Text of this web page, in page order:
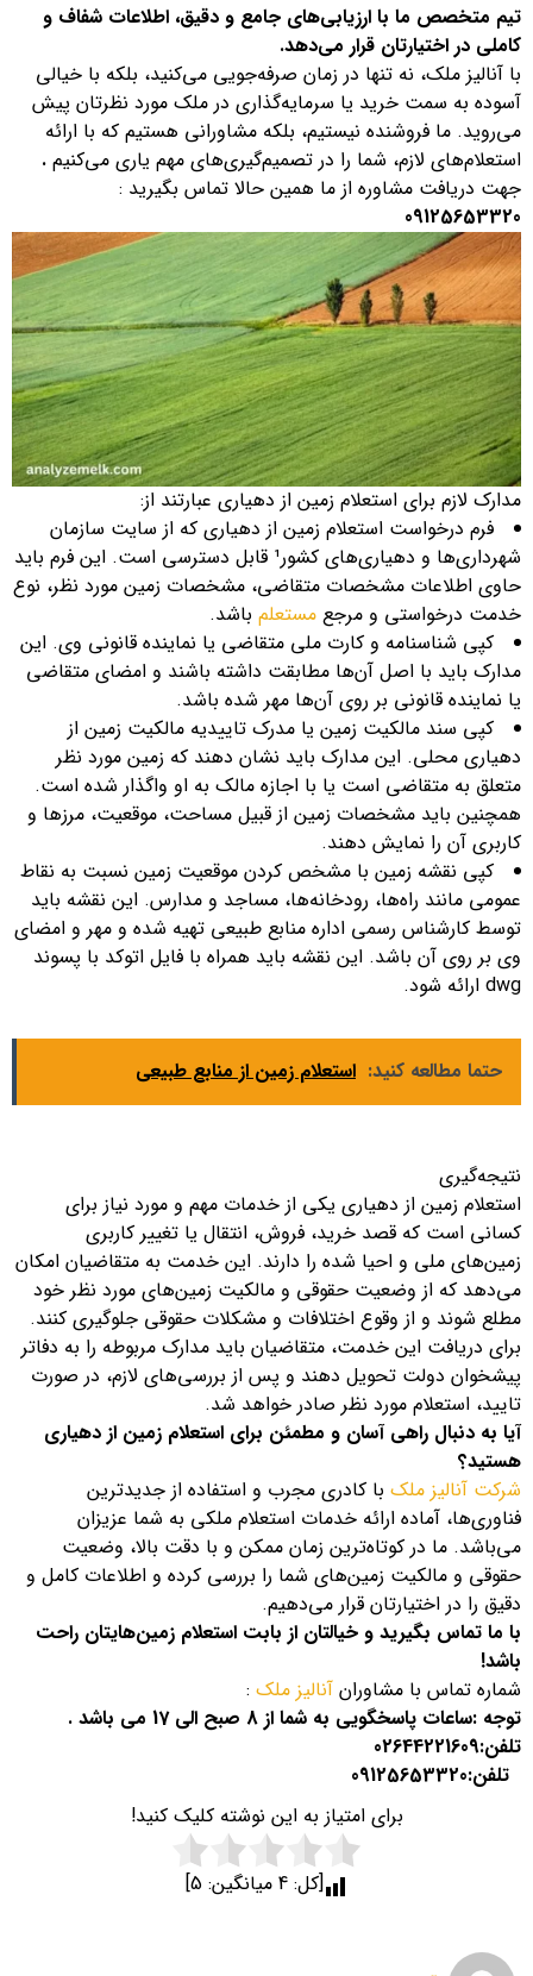
تیم متخصص ما با ارزیابی‌های جامع و دقیق، اطلاعات شفاف و
کاملی در اختیارتان قرار می‌دهد.
با آنالیز ملک، نه تنها در زمان صرفه‌جویی می‌کنید، بلکه با خیالی
آسوده به سمت خرید یا سرمایه‌گذاری در ملک مورد نظرتان پیش
می‌روید. ما فروشنده نیستیم، بلکه مشاورانی هستیم که با ارائه
استعلام‌های لازم، شما را در تصمیم‌گیری‌های مهم یاری می‌کنیم .
جهت دریافت مشاوره از ما همین حالا تماس بگیرید :
09125653320
مدارک لازم برای استعلام زمین از دهیاری عبارتند از:
فرم درخواست استعلام زمین از دهیاری که از سایت سازمان
شهرداری‌ها و دهیاری‌های کشور¹ قابل دسترسی است. این فرم باید
حاوی اطلاعات مشخصات متقاضی، مشخصات زمین مورد نظر، نوع
خدمت درخواستی و مرجع مستعلم باشد.
کپی شناسنامه و کارت ملی متقاضی یا نماینده قانونی وی. این
مدارک باید با اصل آن‌ها مطابقت داشته باشند و امضای متقاضی
یا نماینده قانونی بر روی آن‌ها مهر شده باشد.
کپی سند مالکیت زمین یا مدرک تاییدیه مالکیت زمین از
دهیاری محلی. این مدارک باید نشان دهند که زمین مورد نظر
متعلق به متقاضی است یا با اجازه مالک به او واگذار شده است.
همچنین باید مشخصات زمین از قبیل مساحت، موقعیت، مرزها و
کاربری آن را نمایش دهند.
کپی نقشه زمین با مشخص کردن موقعیت زمین نسبت به نقاط
عمومی مانند راه‌ها، رودخانه‌ها، مساجد و مدارس. این نقشه باید
توسط کارشناس رسمی اداره منابع طبیعی تهیه شده و مهر و امضای
وی بر روی آن باشد. این نقشه باید همراه با فایل اتوکد با پسوند
dwg ارائه شود.
حتما مطالعه کنید: استعلام زمین از منابع طبیعی
نتیجه‌گیری
استعلام زمین از دهیاری یکی از خدمات مهم و مورد نیاز برای
کسانی است که قصد خرید، فروش، انتقال یا تغییر کاربری
زمین‌های ملی و احیا شده را دارند. این خدمت به متقاضیان امکان
می‌دهد که از وضعیت حقوقی و مالکیت زمین‌های مورد نظر خود
مطلع شوند و از وقوع اختلافات و مشکلات حقوقی جلوگیری کنند.
برای دریافت این خدمت، متقاضیان باید مدارک مربوطه را به دفاتر
پیشخوان دولت تحویل دهند و پس از بررسی‌های لازم، در صورت
تایید، استعلام مورد نظر صادر خواهد شد.
آیا به دنبال راهی آسان و مطمئن برای استعلام زمین از دهیاری
هستید؟
شرکت آنالیز ملک با کادری مجرب و استفاده از جدیدترین
فناوری‌ها، آماده ارائه خدمات استعلام ملکی به شما عزیزان
می‌باشد. ما در کوتاه‌ترین زمان ممکن و با دقت بالا، وضعیت
حقوقی و مالکیت زمین‌های شما را بررسی کرده و اطلاعات کامل و
دقیق را در اختیارتان قرار می‌دهیم.
با ما تماس بگیرید و خیالتان از بابت استعلام زمین‌هایتان راحت
باشد!
شماره تماس با مشاوران آنالیز ملک :
توجه :ساعات پاسخگویی به شما از 8 صبح الی 17 می باشد .
تلفن:02644221609
تلفن:09125653320
برای امتیاز به این نوشته کلیک کنید!
[کل: 4 میانگین: 5
]